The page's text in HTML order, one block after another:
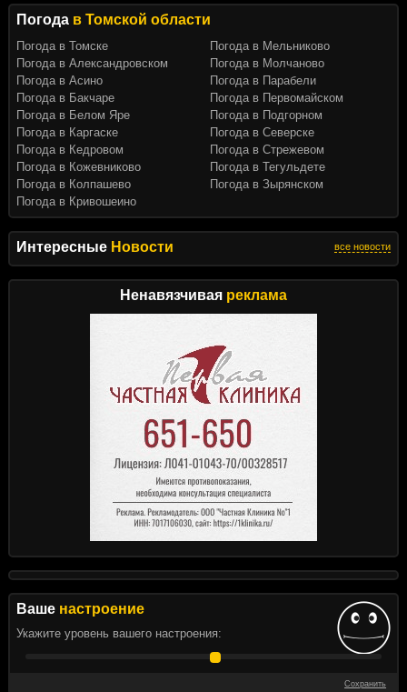
Интересные Новости все новости
Ненавязчивая реклама
Ваше настроение
Укажите уровень вашего настроения:
Сохранить
Погода в Томской области
Погода в Томске
Погода в Александровском
Погода в Асино
Погода в Бакчаре
Погода в Белом Яре
Погода в Каргаске
Погода в Кедровом
Погода в Кожевниково
Погода в Колпашево
Погода в Кривошеино
Погода в Мельниково
Погода в Молчаново
Погода в Парабели
Погода в Первомайском
Погода в Подгорном
Погода в Северске
Погода в Стрежевом
Погода в Тегульдете
Погода в Зырянском